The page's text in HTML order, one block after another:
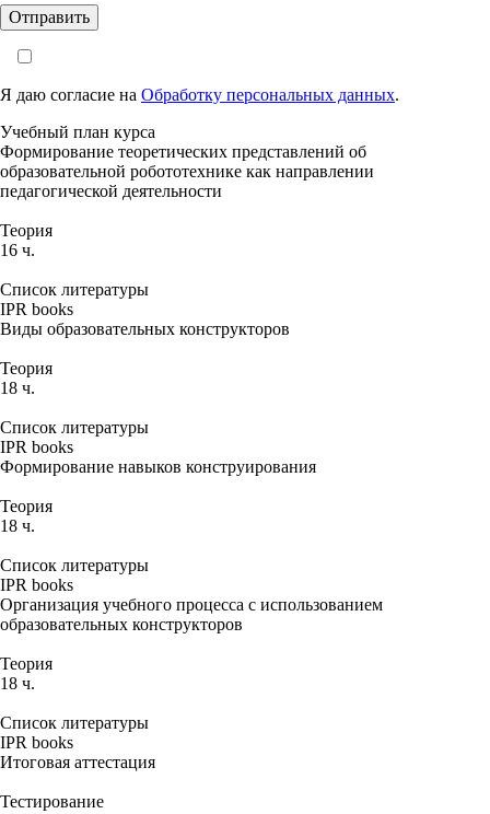
Я даю согласие на Обработку персональных данных.
Учебный план курса
Формирование теоретических представлений об
образовательной робототехнике как направлении
педагогической деятельности
Теория
16 ч.
Список литературы
IPR books
Виды образовательных конструкторов
Теория
18 ч.
Список литературы
IPR books
Формирование навыков конструирования
Теория
18 ч.
Список литературы
IPR books
Организация учебного процесса с использованием
образовательных конструкторов
Теория
18 ч.
Список литературы
IPR books
Итоговая аттестация
Тестирование